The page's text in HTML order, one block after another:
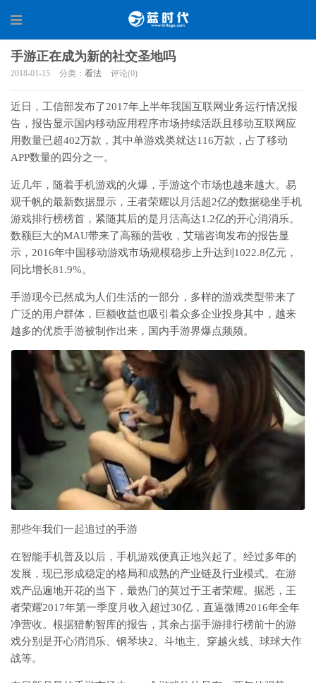
手游正在成为新的社交圣地吗
2018-01-15 分类： 看法 评论(0)
近日，工信部发布了2017年上半年我国互联网业务运行情况报
告，报告显示国内移动应用程序市场持续活跃且移动互联网应
用数量已超402万款，其中单游戏类就达116万款，占了移动
APP数量的四分之一。
近几年，随着手机游戏的火爆，手游这个市场也越来越大。易
观千帆的最新数据显示，王者荣耀以月活超2亿的数据稳坐手机
游戏排行榜榜首，紧随其后的是月活高达1.2亿的开心消消乐。
数额巨大的MAU带来了高额的营收，艾瑞咨询发布的报告显
示，2016年中国移动游戏市场规模稳步上升达到1022.8亿元，
同比增长81.9%。
手游现今已然成为人们生活的一部分，多样的游戏类型带来了
广泛的用户群体，巨额收益也吸引着众多企业投身其中，越来
越多的优质手游被制作出来，国内手游界爆点频频。
那些年我们一起追过的手游
在智能手机普及以后，手机游戏便真正地兴起了。经过多年的
发展，现已形成稳定的格局和成熟的产业链及行业模式。在游
戏产品遍地开花的当下，最热门的莫过于王者荣耀。据悉，王
者荣耀2017年第一季度月收入超过30亿，直逼微博2016年全年
净营收。根据猎豹智库的报告，其余占据手游排行榜前十的游
戏分别是开心消消乐、钢琴块2、斗地主、穿越火线、球球大作
战等。